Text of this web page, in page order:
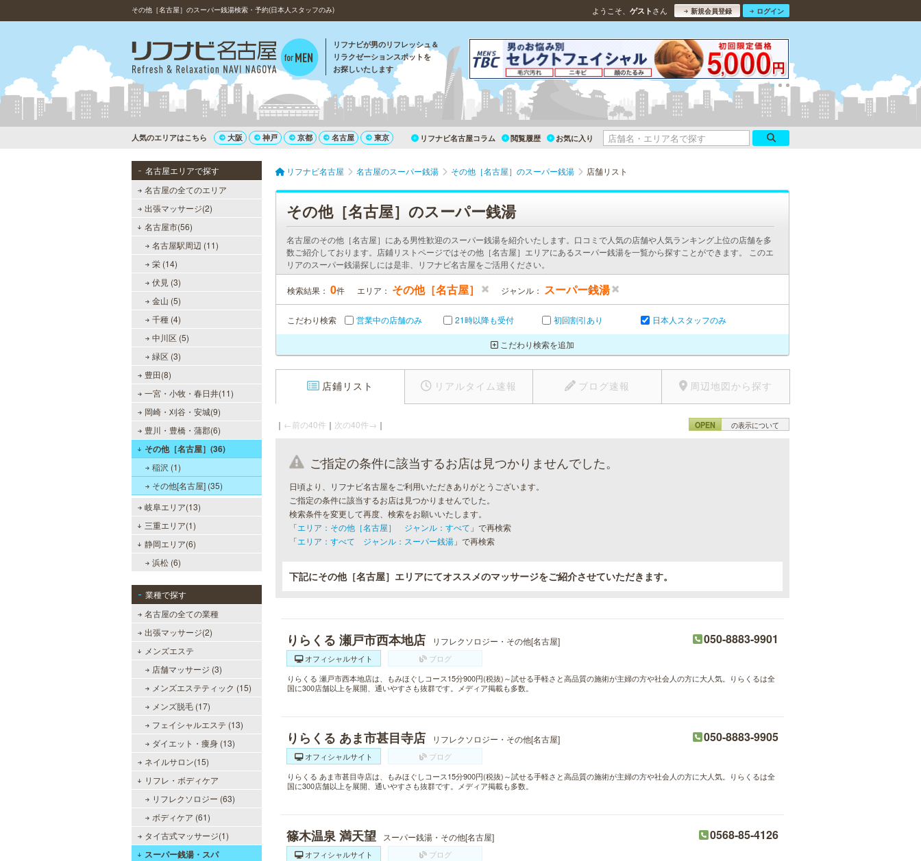
その他［名古屋］のスーパー銭湯検索・予約(日本人スタッフのみ) ようこそ、 ゲスト さん 新規会員登録 ログイン
リフナビが男のリフレッシュ＆
リラクゼーションスポットを
お探しいたします
人気のエリアはこちら 大阪 神戸 京都 名古屋 東京 リフナビ名古屋コラム 閲覧履歴 お気に入り
名古屋エリアで探す
名古屋の全てのエリア
出張マッサージ(2)
名古屋市(56)
名古屋駅周辺 (11)
栄 (14)
伏見 (3)
金山 (5)
千種 (4)
中川区 (5)
緑区 (3)
豊田(8)
一宮・小牧・春日井(11)
岡崎・刈谷・安城(9)
豊川・豊橋・蒲郡(6)
その他［名古屋］(36)
稲沢 (1)
その他[名古屋] (35)
岐阜エリア(13)
三重エリア(1)
静岡エリア(6)
浜松 (6)
業種で探す
名古屋の全ての業種
出張マッサージ(2)
メンズエステ
店舗マッサージ (3)
メンズエステティック (15)
メンズ脱毛 (17)
フェイシャルエステ (13)
ダイエット・痩身 (13)
ネイルサロン(15)
リフレ・ボディケア
リフレクソロジー (63)
ボディケア (61)
タイ古式マッサージ(1)
スーパー銭湯・スパ
リフナビ名古屋 名古屋のスーパー銭湯 その他［名古屋］のスーパー銭湯 店舗リスト
その他［名古屋］のスーパー銭湯
名古屋のその他［名古屋］にある男性歓迎のスーパー銭湯を紹介いたします。口コミで人気の店舗や人気ランキング上位の店舗を多
数ご紹介しております。店鋪リストページではその他［名古屋］エリアにあるスーパー銭湯を一覧から探すことができます。 このエ
リアのスーパー銭湯探しには是非、リフナビ名古屋をご活用ください。
検索結果： 0件 エリア： その他［名古屋］ ジャンル： スーパー銭湯
こだわり検索 営業中の店舗のみ 21時以降も受付 初回割引あり 日本人スタッフのみ
こだわり検索を追加
店鋪リスト リアルタイム速報 ブログ速報 周辺地図から探す
｜ ←前の40件 ｜ 次の40件→ ｜ OPEN の表示について
ご指定の条件に該当するお店は見つかりませんでした。
日頃より、リフナビ名古屋をご利用いただきありがとうございます。
ご指定の条件に該当するお店は見つかりませんでした。
検索条件を変更して再度、検索をお願いいたします。
「エリア：その他［名古屋］ ジャンル：すべて 」で再検索
「エリア：すべて ジャンル：スーパー銭湯 」で再検索
下記にその他［名古屋］エリアにてオススメのマッサージをご紹介させていただきます。
りらくる 瀬戸市西本地店 リフレクソロジー・その他[名古屋] 050-8883-9901
オフィシャルサイト
ブログ
りらくる 瀬戸市西本地店は、もみほぐしコース15分900円(税抜)～試せる手軽さと高品質の施術が主婦の方や社会人の方に大人気。りらくるは全
国に300店舗以上を展開、通いやすさも抜群です。メディア掲載も多数。
りらくる あま市甚目寺店 リフレクソロジー・その他[名古屋] 050-8883-9905
オフィシャルサイト
ブログ
りらくる あま市甚目寺店は、もみほぐしコース15分900円(税抜)～試せる手軽さと高品質の施術が主婦の方や社会人の方に大人気。りらくるは全
国に300店舗以上を展開、通いやすさも抜群です。メディア掲載も多数。
篠木温泉 満天望 スーパー銭湯・その他[名古屋] 0568-85-4126
オフィシャルサイト
ブログ